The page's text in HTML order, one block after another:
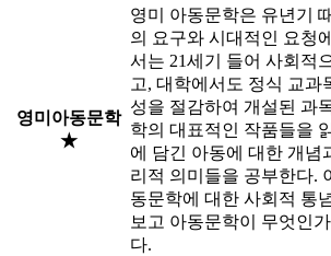
영미아동문학
★
영미 아동문학은 유년기
의 요구와 시대적인 요청
서는 21세기 들어 사회적
고, 대학에서도 정식 교과
성을 절감하여 개설된 과
학의 대표적인 작품들을
에 담긴 아동에 대한 개념
리적 의미들을 공부한다.
동문학에 대한 사회적 통
보고 아동문학이 무엇인
다.